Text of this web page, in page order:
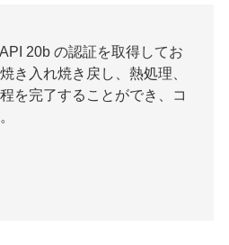
20b の認証を取得してお
き入れ焼き戻し、熱処理、
を完了することができ、コ